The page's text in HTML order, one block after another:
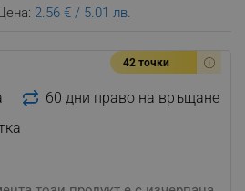
2.56 € / 5.01 лв.
42 точки
60 дни право на връщане